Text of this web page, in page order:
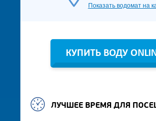
Показать водомат на
КУПИТЬ ВОДУ
ЛУЧШЕЕ ВРЕМЯ ДЛЯ